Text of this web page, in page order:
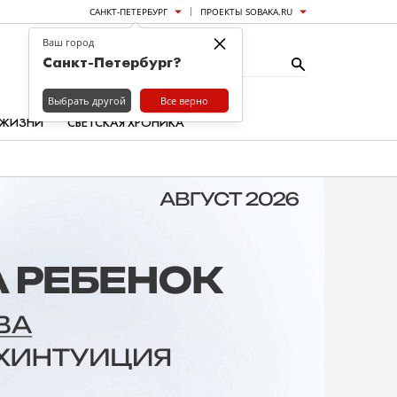
САНКТ-ПЕТЕРБУРГ ПРОЕКТЫ SOBAKA.RU
СВЕТСКАЯ ХРОНИКА
×
Ваш город
Санкт-Петербург?
Выбрать другой Все верно